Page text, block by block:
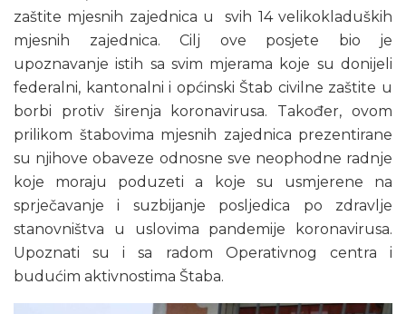
zaštite mjesnih zajednica u svih 14 velikokladuških
mjesnih zajednica. Cilj ove posjete bio je
upoznavanje istih sa svim mjerama koje su donijeli
federalni, kantonalni i općinski Štab civilne zaštite u
borbi protiv širenja koronavirusa. Također, ovom
prilikom štabovima mjesnih zajednica prezentirane
su njihove obaveze odnosne sve neophodne radnje
koje moraju poduzeti a koje su usmjerene na
sprječavanje i suzbijanje posljedica po zdravlje
stanovništva u uslovima pandemije koronavirusa.
Upoznati su i sa radom Operativnog centra i
budućim aktivnostima Štaba.